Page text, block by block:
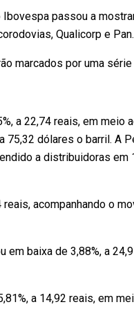
passou a
Qualicorp e Pan.
marcados por uma
a 22,74 reais, em
75,32 dólares o barril. A
a distribuidoras
reais, acompanhando o
em baixa de 3,88%, a
a 14,92 reais, em